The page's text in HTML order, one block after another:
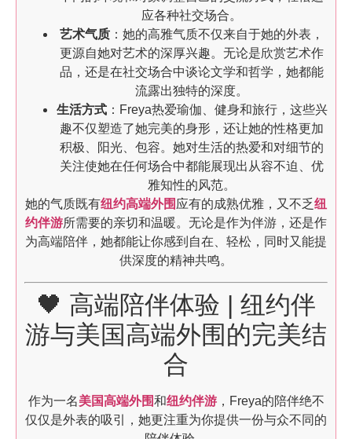
应各种社交场合。
艺术气质 ：她的高雅气质不仅来自于她的外表，
更源自她对艺术的深厚兴趣。无论是欣赏艺术作
品，还是在社交场合中谈论文学和哲学，她都能
流露出独特的深度。
生活方式：Freya热爱瑜伽、健身和旅行，这些兴
趣不仅塑造了她完美的身形，还让她的性格更加
积极、阳光、包容。她对生活的热爱和对细节的
关注使她在任何场合中都能展现出从容不迫、优
雅知性的风范。
她的气质既有纽约高端外围 应有的成熟优雅，又不乏纽
约伴游所需要的亲切和温暖。无论是作为伴游，还是作
为高端陪伴，她都能让你感到自在、轻松，同时又能提
供深度的精神共鸣。
🖤 高端陪伴体验 | 纽约伴
游与美国高端外围的完美结
合
作为一名美国高端外围和纽约伴游，Freya的陪伴绝不
仅仅是外表的吸引，她更注重为你提供一份与众不同的